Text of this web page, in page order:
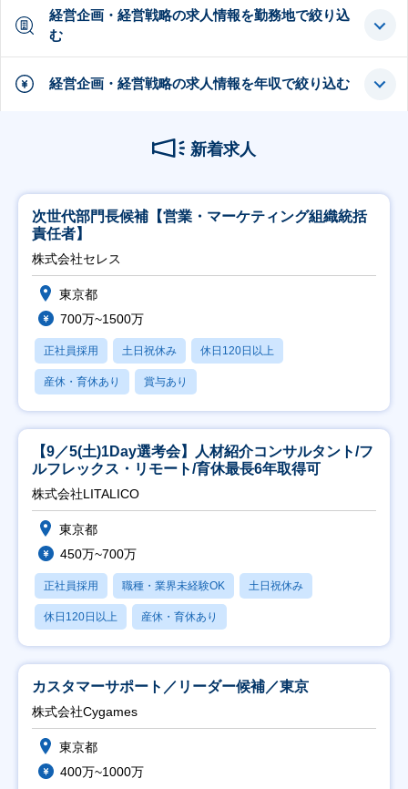
経営企画・経営戦略の求人情報を勤務地で絞り込
む
経営企画・経営戦略の求人情報を年収で絞り込む
新着求人
次世代部門長候補【営業・マーケティング組織統括
責任者】
株式会社セレス
東京都
700万~1500万
正社員採用 土日祝休み 休日120日以上
産休・育休あり 賞与あり
【9／5(土)1Day選考会】人材紹介コンサルタント/フ
ルフレックス・リモート/育休最長6年取得可
株式会社LITALICO
東京都
450万~700万
正社員採用 職種・業界未経験OK 土日祝休み
休日120日以上 産休・育休あり
カスタマーサポート／リーダー候補／東京
株式会社Cygames
東京都
400万~1000万